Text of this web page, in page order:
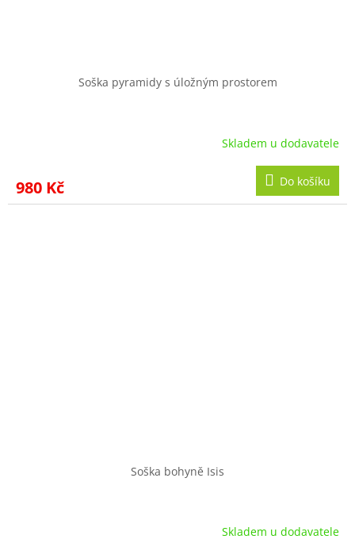
Soška pyramidy s úložným prostorem
Skladem u dodavatele
980 Kč Do košíku
Soška bohyně Isis
Skladem u dodavatele